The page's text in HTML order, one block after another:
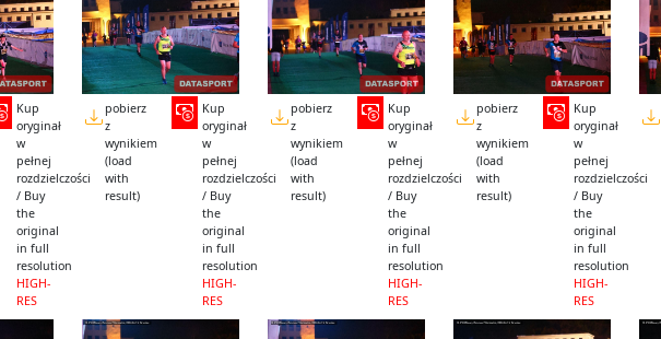
Kup
oryginał
w
pełnej
rozdzielczości
/ Buy
the
original
in full
resolution
HIGH-
RES
pobierz
z
wynikiem
(load
with
result)
Kup
oryginał
w
pełnej
rozdzielczości
/ Buy
the
original
in full
resolution
HIGH-
RES
pobierz
z
wynikiem
(load
with
result)
Kup
oryginał
w
pełnej
rozdzielczości
/ Buy
the
original
in full
resolution
HIGH-
RES
pobierz
z
wynikiem
(load
with
result)
Kup
oryginał
w
pełnej
rozdzielczości
/ Buy
the
original
in full
resolution
HIGH-
RES